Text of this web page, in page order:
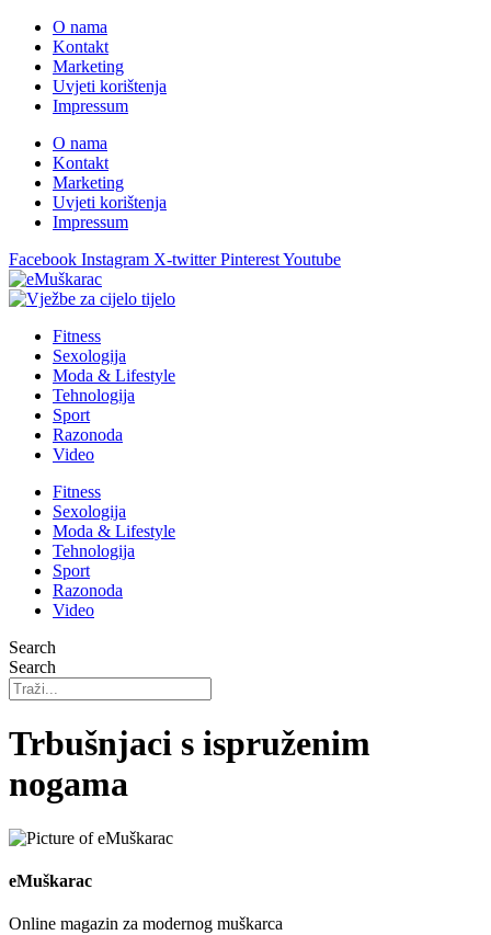
O nama
Kontakt
Marketing
Uvjeti korištenja
Impressum
O nama
Kontakt
Marketing
Uvjeti korištenja
Impressum
Facebook Instagram X-twitter PinterestYoutube
Fitness
Sexologija
Moda & Lifestyle
Tehnologija
Sport
Razonoda
Video
Fitness
Sexologija
Moda & Lifestyle
Tehnologija
Sport
Razonoda
Video
Search
Search
Trbušnjaci s ispruženim
nogama
eMuškarac
Online magazin za modernog muškarca